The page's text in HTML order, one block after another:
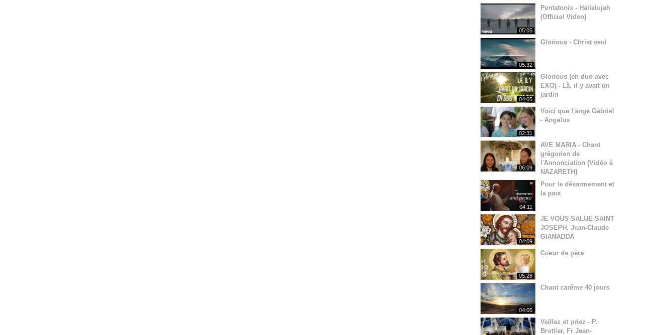
05:05
Pentatonix - Hallelujah
(Official Video)
05:32
Glorious - Christ seul
04:05
Glorious (en duo avec
EXO) - Là, il y avait un
jardin
02:31
Voici que l'ange Gabriel
- Angelus
06:09
AVE MARIA - Chant
grégorien de
l'Annonciation (Vidéo à
NAZARETH)
04:11
Pour le désarmement et
la paix
04:09
JE VOUS SALUE SAINT
JOSEPH. Jean-Claude
GIANADDA
05:28
Coeur de père
04:05
Chant carême 40 jours
Veillez et priez - P.
Brottier, Fr Jean-